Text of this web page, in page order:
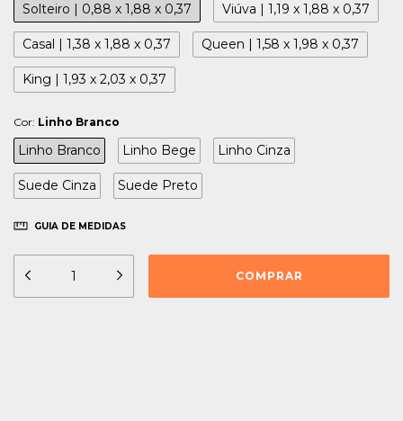
Solteiro | 0,88 x 1,88 x 0,37 Viúva | 1,19 x 1,88 x 0,37
Casal | 1,38 x 1,88 x 0,37 Queen | 1,58 x 1,98 x 0,37
King | 1,93 x 2,03 x 0,37
Cor: Linho Branco
Linho Branco Linho Bege Linho Cinza
Suede Cinza Suede Preto
GUIA DE MEDIDAS